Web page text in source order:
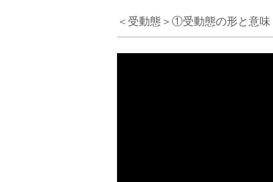
＜受動態＞①受動態の形と意味